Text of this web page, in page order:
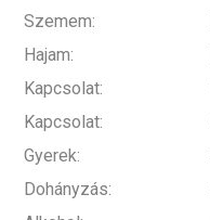
Szemem:
Hajam:
Kapcsolat:
Kapcsolat:
Gyerek:
Dohányzás: